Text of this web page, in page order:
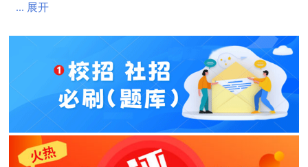
... 展开